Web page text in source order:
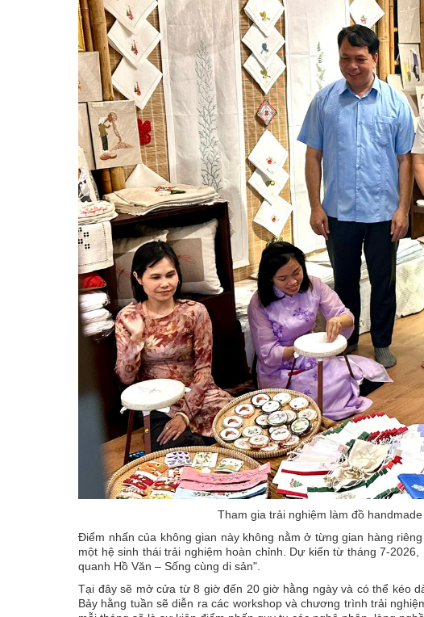
Tham gia trải nghiệm làm đồ handmade
Điểm nhấn của không gian này không nằm ở từng gian hàng
một hệ sinh thái trải nghiệm hoàn chỉnh. Dự kiến từ tháng 7-
quanh Hồ Văn – Sống cùng di sản".
Tại đây sẽ mở cửa từ 8 giờ đến 20 giờ hằng ngày và có thể kéo
Bảy hằng tuần sẽ diễn ra các workshop và chương trình trải